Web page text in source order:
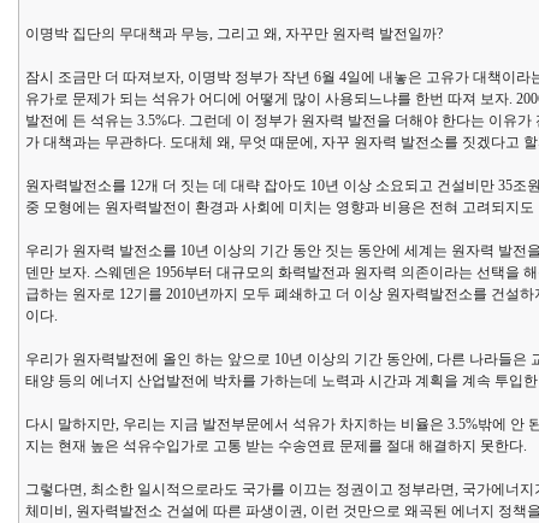
이명박 집단의 무대책과 무능, 그리고 왜, 자꾸만 원자력 발전일까?
잠시 조금만 더 따져보자, 이명박 정부가 작년 6월 4일에 내놓은 고유가 대책이
유가로 문제가 되는 석유가 어디에 어떻게 많이 사용되느냐를 한번 따져 보자.
발전에 든 석유는 3.5%다. 그런데 이 정부가 원자력 발전을 더해야 한다는 이유
가 대책과는 무관하다. 도대체 왜, 무엇 때문에, 자꾸 원자력 발전소를 짓겠다고 할
원자력발전소를 12개 더 짓는 데 대략 잡아도 10년 이상 소요되고 건설비만 35
중 모형에는 원자력발전이 환경과 사회에 미치는 영향과 비용은 전혀 고려되지
우리가 원자력 발전소를 10년 이상의 기간 동안 짓는 동안에 세계는 원자력 발
덴만 보자. 스웨덴은 1956부터 대규모의 화력발전과 원자력 의존이라는 선택을
급하는 원자로 12기를 2010년까지 모두 폐쇄하고 더 이상 원자력발전소를 건설
이다.
우리가 원자력발전에 올인 하는 앞으로 10년 이상의 기간 동안에, 다른 나라들
태양 등의 에너지 산업발전에 박차를 가하는데 노력과 시간과 계획을 계속 투입
다시 말하지만, 우리는 지금 발전부문에서 석유가 차지하는 비율은 3.5%밖에
지는 현재 높은 석유수입가로 고통 받는 수송연료 문제를 절대 해결하지 못한다.
그렇다면, 최소한 일시적으로라도 국가를 이끄는 정권이고 정부라면, 국가에너
체미비, 원자력발전소 건설에 따른 파생이권, 이런 것만으로 왜곡된 에너지 정